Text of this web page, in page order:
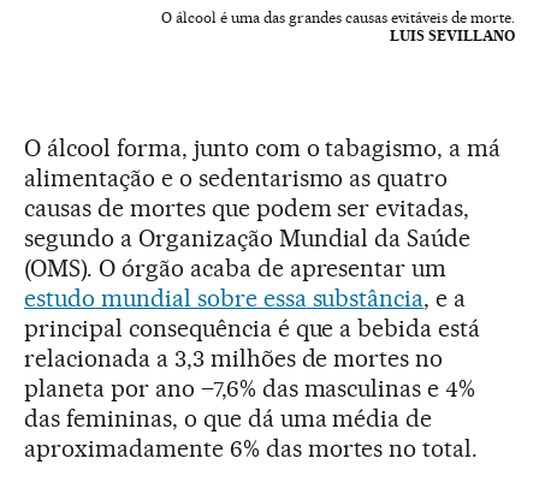
O álcool é uma das grandes causas evitáveis de morte.
LUIS SEVILLANO
O álcool forma, junto com o tabagismo, a má
alimentação e o sedentarismo as quatro
causas de mortes que podem ser evitadas,
segundo a Organização Mundial da Saúde
(OMS). O órgão acaba de apresentar um
estudo mundial sobre essa substância, e a
principal consequência é que a bebida está
relacionada a 3,3 milhões de mortes no
planeta por ano –7,6% das masculinas e 4%
das femininas, o que dá uma média de
aproximadamente 6% das mortes no total.